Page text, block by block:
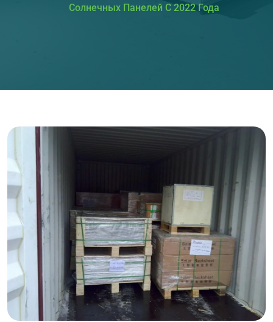
Солнечных Панелей С 2022 Года